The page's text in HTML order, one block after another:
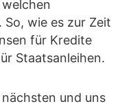
wie es zur Zeit
für Kredite
Staatsanleihen.
und uns